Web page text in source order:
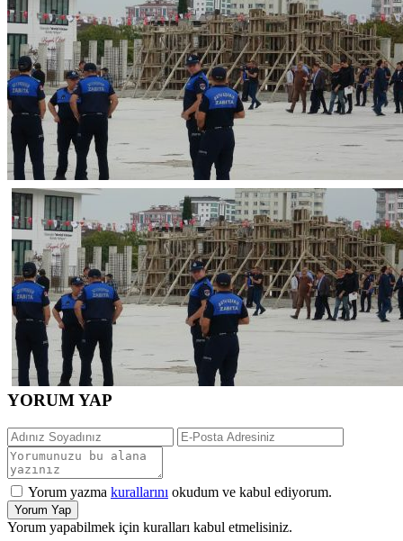
YORUM YAP
Yorum yazma kurallarını okudum ve kabul ediyorum.
Yorum Yap
Yorum yapabilmek için kuralları kabul etmelisiniz.